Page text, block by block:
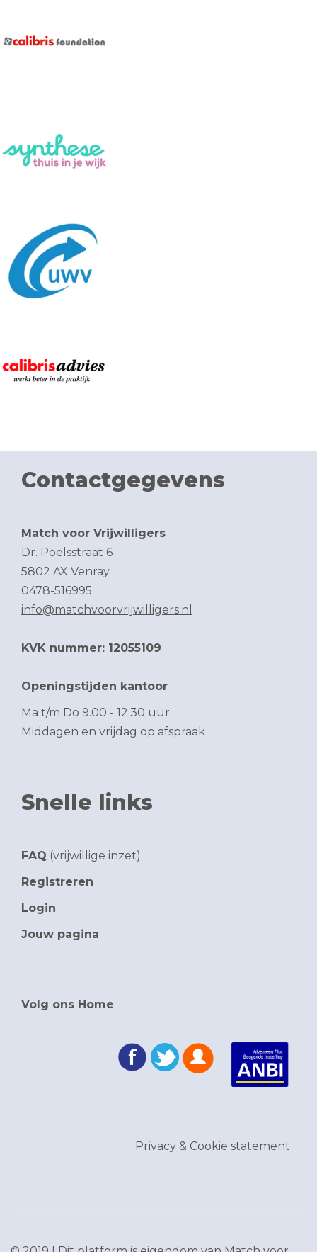
Contactgegevens
Match voor Vrijwilligers
Dr. Poelsstraat 6
5802 AX Venray
0478-516995
info@matchvoorvrijwilligers.nl
KVK nummer: 12055109
Openingstijden kantoor
Ma t/m Do 9.00 - 12.30 uur
Middagen en vrijdag op afspraak
Snelle links
FAQ (vrijwillige inzet)
Registreren
Login
Jouw pagina
Volg ons Home
Privacy & Cookie statement